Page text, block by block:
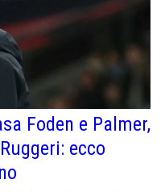
Foden e Palmer,
ecco